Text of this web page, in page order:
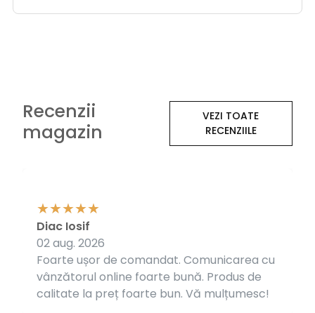
Recenzii
magazin
VEZI TOATE
RECENZIILE
Foarte ușor de comandat. Comunicarea cu
vânzătorul online foarte bună. Produs de
calitate la preț foarte bun. Vă mulțumesc!
Diac Iosif
02 aug. 2026